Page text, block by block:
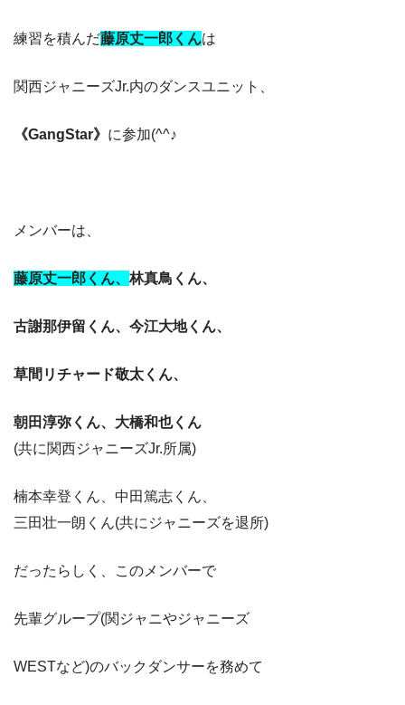
練習を積んだ藤原丈一郎くんは
関西ジャニーズJr.内のダンスユニット、
《GangStar》 に参加(^^♪
メンバーは、
藤原丈一郎くん、 林真鳥くん、
古謝那伊留くん、 今江大地くん、
草間リチャード敬太くん、
朝田淳弥くん、大橋和也くん
(共に関西ジャニーズJr.所属)
楠本幸登くん、中田篤志くん、
三田壮一朗くん(共にジャニーズを退所)
だったらしく、このメンバーで
先輩グループ(関ジャニやジャニーズ
WESTなど)のバックダンサーを務めて